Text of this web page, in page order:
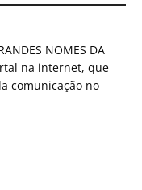
NOMES DA
na internet, que
comunicação no